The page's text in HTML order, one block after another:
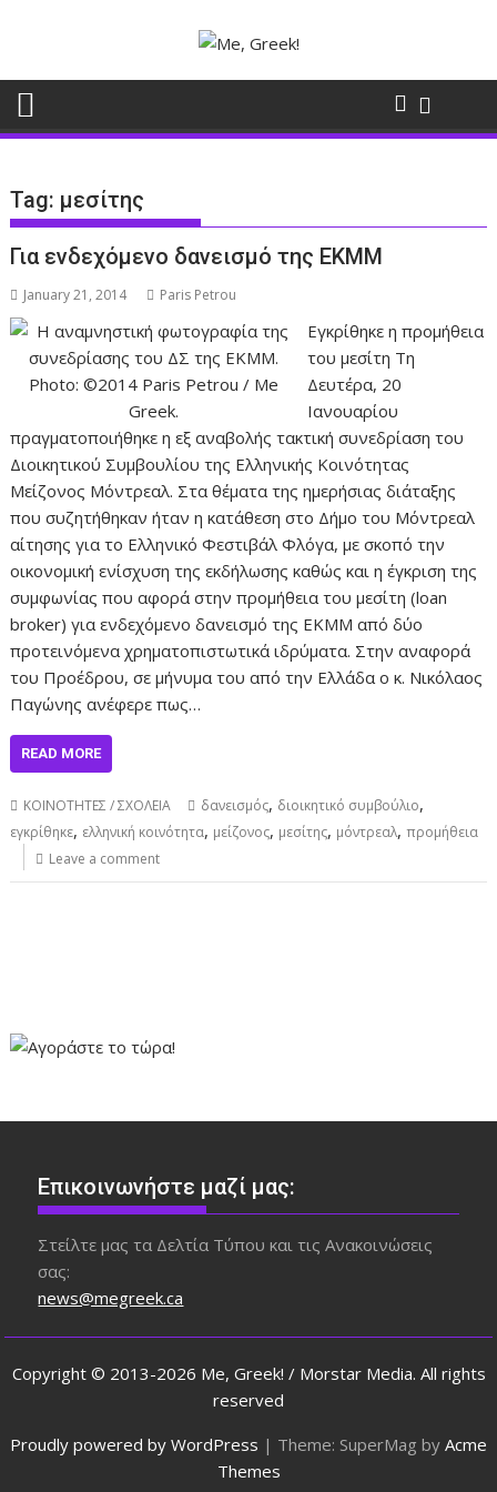
Tag: μεσίτης
Για ενδεχόμενο δανεισμό της ΕΚΜΜ
January 21, 2014 Paris Petrou
Εγκρίθηκε η προμήθεια
του μεσίτη Τη
Δευτέρα, 20
Ιανουαρίου
πραγματοποιήθηκε η εξ αναβολής τακτική συνεδρίαση του
Διοικητικού Συμβουλίου της Ελληνικής Κοινότητας
Μείζονος Μόντρεαλ. Στα θέματα της ημερήσιας διάταξης
που συζητήθηκαν ήταν η κατάθεση στο Δήμο του Μόντρεαλ
αίτησης για το Ελληνικό Φεστιβάλ Φλόγα, με σκοπό την
οικονομική ενίσχυση της εκδήλωσης καθώς και η έγκριση της
συμφωνίας που αφορά στην προμήθεια του μεσίτη (loan
broker) για ενδεχόμενο δανεισμό της ΕΚΜΜ από δύο
προτεινόμενα χρηματοπιστωτικά ιδρύματα. Στην αναφορά
του Προέδρου, σε μήνυμα του από την Ελλάδα ο κ. Νικόλαος
Παγώνης ανέφερε πως…
READ MORE
ΚΟΙΝΟΤΗΤΕΣ / ΣΧΟΛΕΙΑ δανεισμός, διοικητικό συμβούλιο,
εγκρίθηκε, ελληνική κοινότητα, μείζονος, μεσίτης, μόντρεαλ,προμήθεια
Leave a comment
Επικοινωνήστε μαζί μας:
Στείλτε μας τα Δελτία Τύπου και τις Ανακοινώσεις
σας:
news@megreek.ca
Copyright © 2013-2026 Me, Greek! / Morstar Media. All rights
reserved
Proudly powered by WordPress | Theme: SuperMag by Acme
Themes